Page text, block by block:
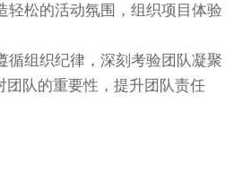
松的活动氛围，组织项目体验
组织纪律，深刻考验团队凝聚
团队的重要性，提升团队责任